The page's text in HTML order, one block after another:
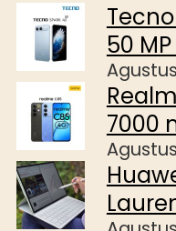
50
7000